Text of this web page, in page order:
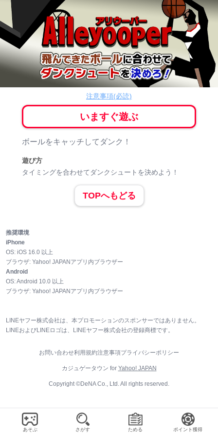
アリウーパー
アクション
注意事項(必読)
いますぐ遊ぶ
ゲーム紹介
ボールをキャッチしてダンク！
遊び方
タイミングを合わせてダンクシュートを決めよう！
TOPへもどる
推奨環境
iPhone
OS: iOS 16.0 以上
ブラウザ: Yahoo! JAPANアプリ内ブラウザー
Android
OS:Android 10.0 以上
ブラウザ: Yahoo! JAPANアプリ内ブラウザー
LINEヤフー株式会社は、本プロモーションのスポンサーではありません。
LINEおよびLINEロゴは、LINEヤフー株式会社の登録商標です。
お問い合わせ利用規約注意事項プライバシーポリシー
カジュゲータウン for Yahoo! JAPAN
Copyright ©DeNA Co., Ltd. All rights reserved.
あそぶ さがす ためる ポイント獲得